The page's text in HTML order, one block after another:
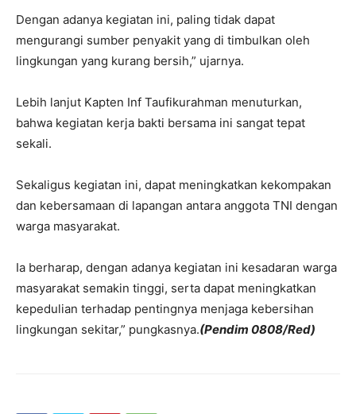
Dengan adanya kegiatan ini, paling tidak dapat
mengurangi sumber penyakit yang di timbulkan oleh
lingkungan yang kurang bersih,” ujarnya.
Lebih lanjut Kapten Inf Taufikurahman menuturkan,
bahwa kegiatan kerja bakti bersama ini sangat tepat
sekali.
Sekaligus kegiatan ini, dapat meningkatkan kekompakan
dan kebersamaan di lapangan antara anggota TNI dengan
warga masyarakat.
Ia berharap, dengan adanya kegiatan ini kesadaran warga
masyarakat semakin tinggi, serta dapat meningkatkan
kepedulian terhadap pentingnya menjaga kebersihan
lingkungan sekitar,” pungkasnya.(Pendim 0808/Red)